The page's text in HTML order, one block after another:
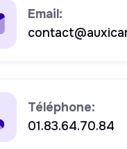
Email:
Téléphone:
01.83.64.70.84